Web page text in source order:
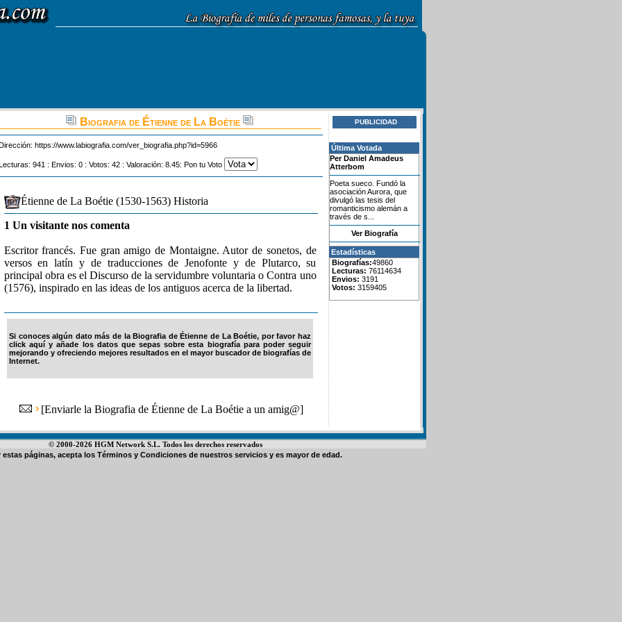
Biografia de Étienne de La Boétie
https://www.labiografia.com/ver_biografia.php?id=5966
941 : Envios: 0 : Votos: 42 : Valoración: 8.45: Pon tu Voto
Étienne de La Boétie (1530-1563) Historia
1 Un visitante nos comenta
Escritor francés. Fue gran amigo de Montaigne. Autor de sonetos, de
versos en latín y de traducciones de Jenofonte y de Plutarco, su
principal obra es el Discurso de la servidumbre voluntaria o Contra uno
(1576), inspirado en las ideas de los antiguos acerca de la libertad.
Si conoces algún dato más de la Biografia de Étienne de La Boétie, por favor haz
click aquí y añade los datos que sepas sobre esta biografía para poder seguir
mejorando y ofreciendo mejores resultados en el mayor buscador de biografías de
Internet.
[Enviarle la Biografia de Étienne de La Boétie a un amig@]
PUBLICIDAD
Última Votada
Per Daniel Amadeus
Atterbom
Poeta sueco. Fundó la
asociación Aurora, que
divulgó las tesis del
romanticismo alemán a
través de s...
Ver Biografía
Estadísticas
Biografías:49860
Lecturas: 76114634
Envios: 3191
Votos: 3159405
© 2000-2026 HGM Network S.L. Todos los derechos reservados
estas páginas, acepta los Términos y Condiciones de nuestros servicios y es mayor de edad.